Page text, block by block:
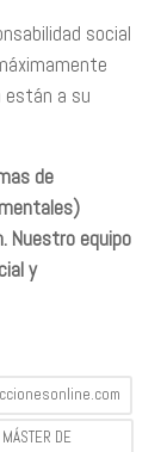
social
están a su
de
. Nuestro equipo
y
DE